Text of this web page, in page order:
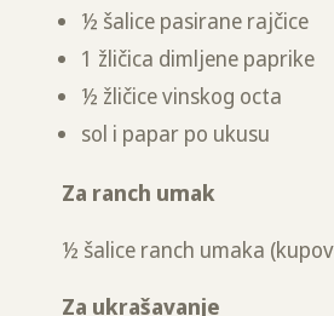
½ šalice pasirane rajčice
1 žličica dimljene paprike
½ žličice vinskog octa
sol i papar po ukusu
Za ranch umak
½ šalice ranch umaka
Za ukrašavanje